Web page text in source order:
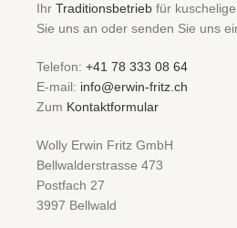
Ihr Traditionsbetrieb für
Sie uns an oder senden Sie uns
Telefon: +41 78 333 08 64
E-mail: info@erwin-fritz.ch
Zum Kontaktformular
Wolly Erwin Fritz GmbH
Bellwalderstrasse 473
Postfach 27
3997 Bellwald